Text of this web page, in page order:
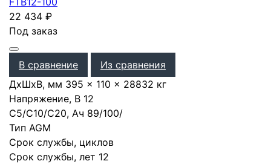
22 434 ₽
Под заказ
В сравнение
Из сравнения
ДхШхВ, мм 395 × 110 × 28832 кг
Напряжение, В 12
С5/С10/С20, Ач 89/100/
Тип AGM
Срок службы, циклов
Срок службы, лет 12